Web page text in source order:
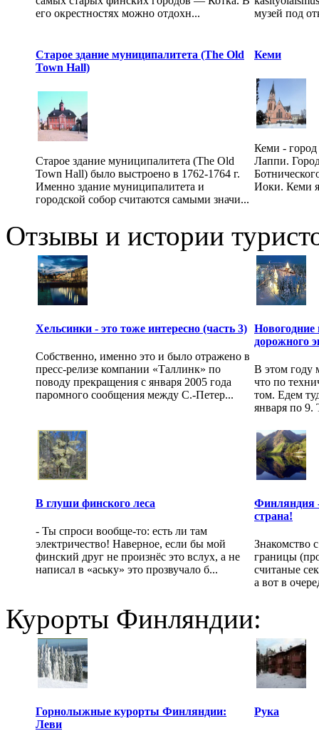
его окрестностях можно отдохн...
музей под
Старое здание муниципалитета (The Old
Town Hall)
Старое здание муниципалитета (The Old
Town Hall) было выстроено в 1762-1764 г.
Именно здание муниципалитета и
городской собор считаются самыми значи...
Кеми
Кеми -
Лаппи.
Иоки. Кеми
Отзывы и истории
Хельсинки - это тоже интересно (часть 3)
Собственно, именно это и было отражено в
пресс-релизе компании «Таллинк» по
поводу прекращения с января 2005 года
паромного сообщения между С.-Петер...
Новогодние
дорожного
В этом году
что по
том. Едем
января по 9.
В глуши финского леса
- Ты спроси вообще-то: есть ли там
электричество! Наверное, если бы мой
финский друг не произнёс это вслух, а не
написал в «аську» это прозвучало б...
Финляндия
страна!
Знакомство
границы
считаные
а вот в
Курорты Финляндии:
Горнолыжные курорты Финляндии:
Леви
Рука